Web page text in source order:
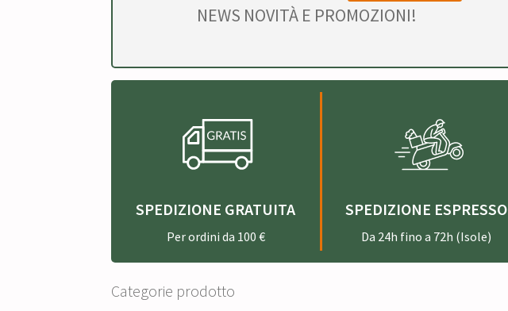
NEWS NOVITÀ E PROMOZIONI!
SPEDIZIONE GRATUITA
Per ordini da 100 €
SPEDIZIONE ESPRESSO
Da 24h fino a 72h (Isole)
Categorie prodotto